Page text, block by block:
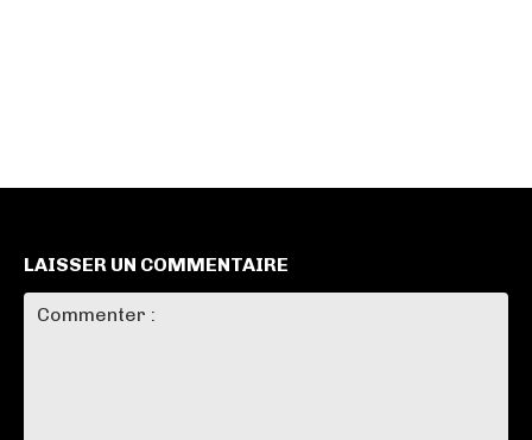
LAISSER UN COMMENTAIRE